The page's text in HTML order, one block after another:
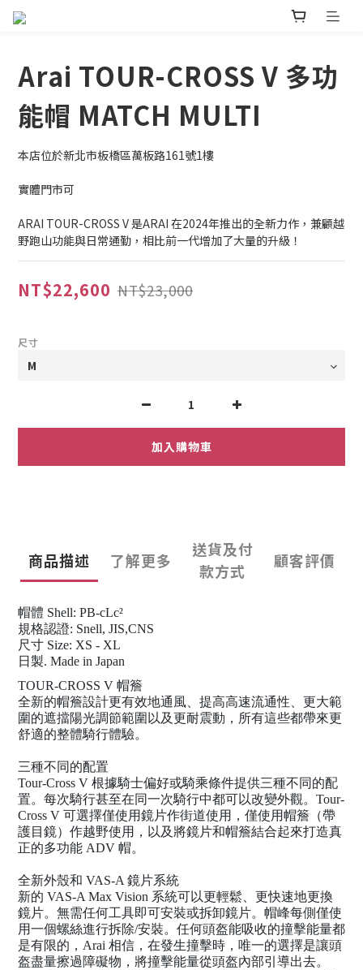
Arai TOUR-CROSS V 多功
能帽 MATCH MULTI
本店位於新北市板橋區萬板路161號1樓
實體門市可
ARAI TOUR-CROSS V 是ARAI 在2024年推出的全新力作，兼顧越
野跑山功能與日常通勤，相比前一代增加了大量的升級！
NT$22,600 NT$23,000
尺寸
加入購物車
商品描述 了解更多
送貨及付
款方式
顧客評價
帽體 Shell: PB-cLc²
規格認證: Snell, JIS,CNS
尺寸 Size: XS - XL
日製. Made in Japan
TOUR-CROSS V 帽簷
全新的帽簷設計更有效地通風、提高高速流通性、更大範
圍的遮擋陽光調節範圍以及更耐震動，所有這些都帶來更
舒適的整體騎行體驗。
三種不同的配置
Tour-Cross V 根據騎士偏好或騎乘條件提供三種不同的配
置。每次騎行甚至在同一次騎行中都可以改變外觀。Tour-
Cross V 可選擇僅使用鏡片作街道使用，僅使用帽簷（帶
護目鏡）作越野使用，以及將鏡片和帽簷結合起來打造真
正的多功能 ADV 帽。
全新外殼和 VAS-A 鏡片系統
新的 VAS-A Max Vision 系統可以更輕鬆、更快速地更換
鏡片。無需任何工具即可安裝或拆卸鏡片。帽峰每側僅使
用一個螺絲進行拆除/安裝。任何頭盔能吸收的撞擊能量都
是有限的，Arai 相信，在發生撞擊時，唯一的選擇是讓頭
盔盡量擦過障礙物，將撞擊能量從頭盔內部引導出去。